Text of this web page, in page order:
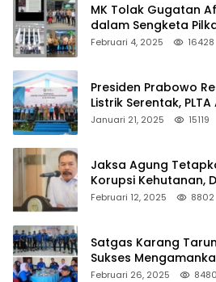
MK Tolak Gugatan
dalam Sengketa
Februari 4, 2025 16428
Presiden Prabowo
Listrik Serentak,
Januari 21, 2025 15119
Jaksa Agung
Korupsi Kehutanan,
Pengusutan Pajak
Februari 12, 2025 8802
Satgas Karang
Sukses
VII Karang Taruna
Februari 26, 2025 8480